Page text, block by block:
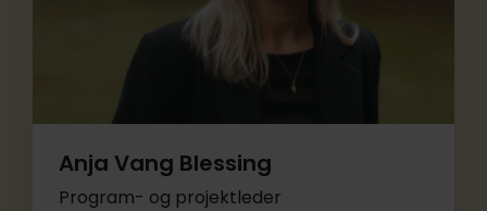
Anja Vang Blessing
Program- og projektleder